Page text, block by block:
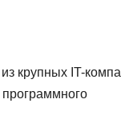
крупных IT-
программного